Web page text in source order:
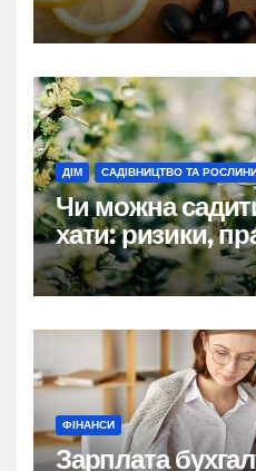
ДІМ САДІВНИЦТВО ТА
Чи можна
хати: ризики,
практичні
ФІНАНСИ
Зарплата